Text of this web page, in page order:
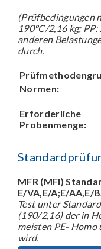
(Prüfbedingungen
190°C/2,16 kg;
anderen
durch.
Normen:
Erforderliche
Probenmenge:
MFR (MFI)
E/VA,E/A;E/AA,E/
Test unter
(190/2,16) der in
meisten PE- Homo
wird.